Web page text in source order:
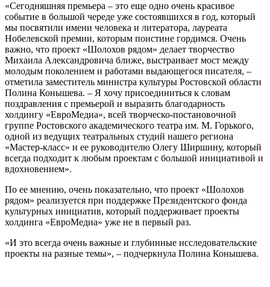
«Сегодняшняя премьера – это еще одно очень красивое
событие в большой череде уже состоявшихся в год, который
мы посвятили имени человека и литератора, лауреата
Нобелевской премии, которым поистине гордимся. Очень
важно, что проект «Шолохов рядом» делает творчество
Михаила Александровича ближе, выстраивает мост между
молодым поколением и работами выдающегося писателя, –
отметила заместитель министра культуры Ростовской области
Полина Конышева. – Я хочу присоединиться к словам
поздравления с премьерой и выразить благодарность
холдингу «ЕвроМедиа», всей творческо-постановочной
группе Ростовского академического театра им. М. Горького,
одной из ведущих театральных студий нашего региона
«Мастер-класс» и ее руководителю Олегу Ширшину, который
всегда подходит к любым проектам с большой инициативой и
вдохновением».
По ее мнению, очень показательно, что проект «Шолохов
рядом» реализуется при поддержке Президентского фонда
культурных инициатив, который поддерживает проекты
холдинга «ЕвроМедиа» уже не в первый раз.
«И это всегда очень важные и глубинные исследовательские
проекты на разные темы», – подчеркнула Полина Конышева.